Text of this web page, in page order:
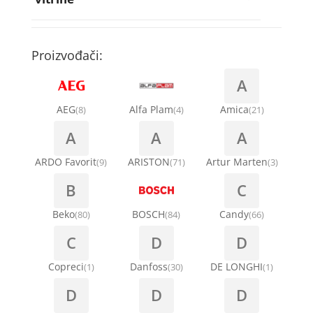
Ručice za vrata za veš mašinu
Šarke za veš mašine
Stakla i okviri vrata za veš mašinu
Termostati i hidrostati za veš mašine
Točkići za sudo mašine
Kompresori za klima uređaje
Kondenz creva
Nosači za klimu
Ostali materijal za montažu klima uređaja
Proizvođači:
AEG(8) Alfa Plam(4)
A
Amica(21)
A
ARDO Favorit(9)
A
ARISTON(71)
A
Artur Marten(3)
B
Beko(80) BOSCH(84)
C
Candy(66)
C
Copreci(1)
D
Danfoss(30)
D
DE LONGHI(1)
D D D